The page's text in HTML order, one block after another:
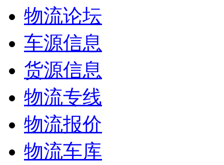
物流论坛
车源信息
货源信息
物流专线
物流报价
物流车库